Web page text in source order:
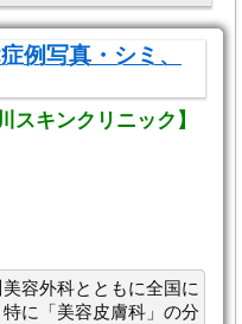
例写真・シミ、
スキンクリニック】
容外科とともに全国に
に「美容皮膚科」の分